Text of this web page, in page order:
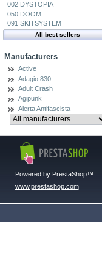
002 DYSTOPIA
050 DOOM
091 SKITSYSTEM
All best sellers
Manufacturers
Active
Adagio 830
Adult Crash
Agipunk
Alerta Antifascista
Powered by PrestaShop™
www.prestashop.com